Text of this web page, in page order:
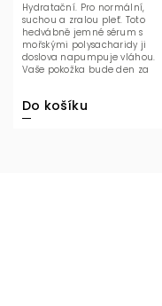
Do košíku
Hydratační. Pro normální,
suchou a zralou pleť. Toto
hedvábně jemné sérum s
mořskými polysacharidy ji
doslova napumpuje vláhou.
Vaše pokožka bude den za